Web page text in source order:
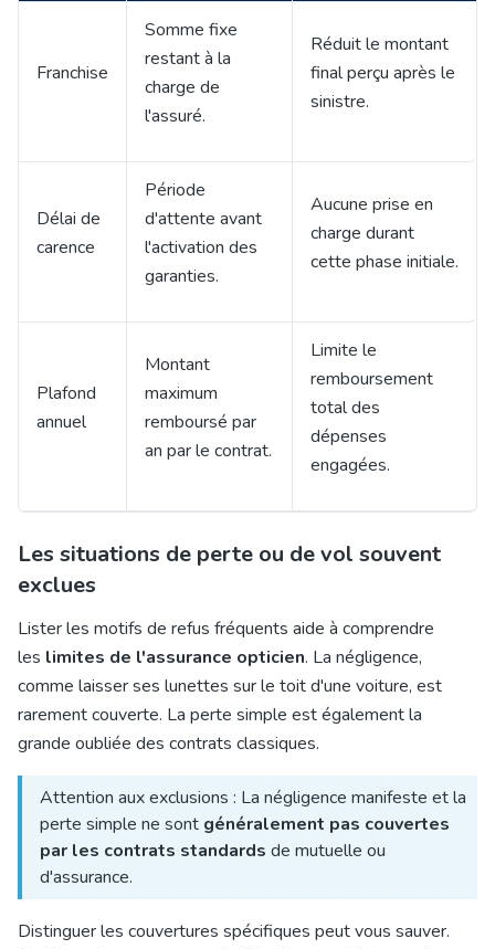
Franchise
Somme fixe
restant à la
charge de
l'assuré.
Réduit le montant
final perçu après le
sinistre.
Délai de
carence
Période
d'attente avant
l'activation des
garanties.
Aucune prise en
charge durant
cette phase initiale.
Plafond
annuel
Montant
maximum
remboursé par
an par le contrat.
Limite le
remboursement
total des
dépenses
engagées.
Les situations de perte ou de vol souvent
exclues
Lister les motifs de refus fréquents aide à comprendre
les limites de l'assurance opticien. La négligence,
comme laisser ses lunettes sur le toit d'une voiture, est
rarement couverte. La perte simple est également la
grande oubliée des contrats classiques.
Attention aux exclusions : La négligence manifeste et la
perte simple ne sont généralement pas couvertes
par les contrats standards de mutuelle ou
d'assurance.
Distinguer les couvertures spécifiques peut vous sauver.